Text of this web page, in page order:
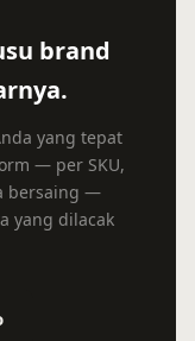
brand
yang tepat
— per SKU,
bersaing —
yang dilacak